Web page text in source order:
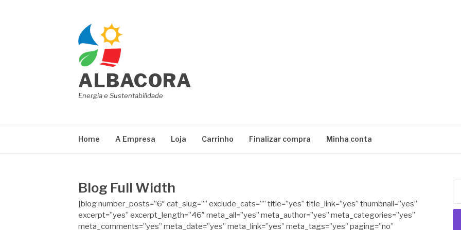
ALBACORA
Energia e Sustentabilidade
Home A Empresa Loja Carrinho Finalizar compra Minha conta
Blog Full Width
[blog number_posts=”6″ cat_slug=”” exclude_cats=”” title=”yes” title_link=”yes” thumbnail=”yes”
excerpt=”yes” excerpt_length=”46″ meta_all=”yes” meta_author=”yes” meta_categories=”yes”
meta_comments=”yes” meta_date=”yes” meta_link=”yes” meta_tags=”yes” paging=”no”